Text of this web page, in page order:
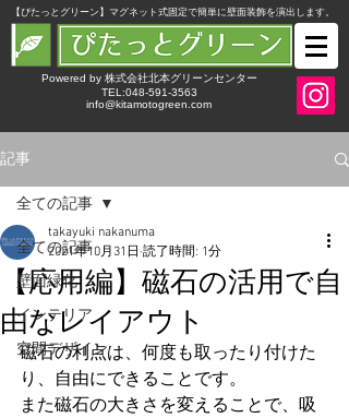
​【ぴたっとグリーン】マグネット式固定で簡単に壁面装飾を演出します。
Powered by 株式会社北本グリーンセンター
TEL:048-591-3563
info@kitamotogreen.com
記事
全ての記事
壁面緑化
インテリア
空間デザイン
全ての記事
【応用編】磁石の活用で自
由なレイアウト
takayuki nakanuma
2021年10月31日 読了時間: 1分
磁石の利点は、何度も取ったり付けた
り、自由にできることです。
また磁石の大きさを変えることで、吸